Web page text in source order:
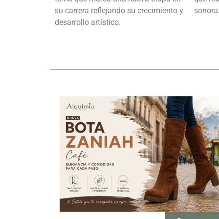
su carrera reflejando su crecimiento y
desarrollo artístico.